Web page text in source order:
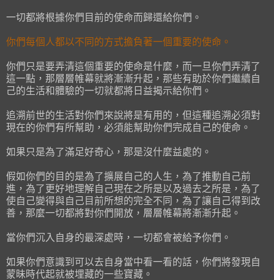
一切都將根據你們目前的使命而歸還給你們。
你們每個人都以不同的方式擔負著一個重要的使命。
你們只是要弄清這個重要的使命是什麼，而一旦你們弄清了
這一點，那層層帷幕就將漸漸升起，那些有助於你們繼續自
己的生活和體驗的一切就都將日益揭示給你們。
追溯前世的生活對你們來說將是有用的，但這種追溯必須對
現在的你們有所幫助，必須能幫助你們完成自己的使命。
如果只是為了滿足好奇心，那是沒什麼益處的。
假如你們的目的是為了擴展自己的人生，為了推動自己前
進，為了更好地理解自己現在之所是以及過去之所是，為了
使自己變得與自己目前所想的完全不同，為了讓自己得到改
善，那麼一切都將對你們開放，層層帷幕將漸漸升起。
當你們沉入自身的最深處時，一切都會被給予你們。
如果你們意識到可以去自身當中看一看的話，你們將發現自
蒙昧時代起就被埋藏的一些寶藏。